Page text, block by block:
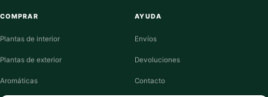
COMPRAR
Plantas de interior
Plantas de exterior
Aromáticas
AYUDA
Envíos
Devoluciones
Contacto